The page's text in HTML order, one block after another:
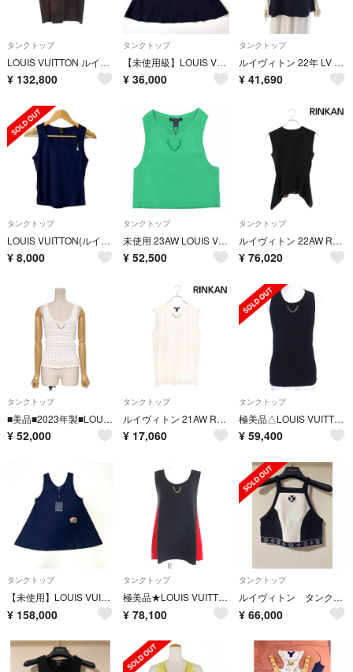
タンクトップ
LOUIS VUITTON ルイ・ヴィトン タンクトップ LVロゴ
¥ 132,800
タンクトップ
【未使用級】LOUIS VUITTON ウェーブウイングタンクトップ モノグラム
¥ 36,000
タンクトップ
ルイヴィトン 22年 LV ウェーブウィング タンクトップ トップス RW222W N70 FNKW06 ネイビー S【中古】
¥ 41,690
タンクトップ
LOUIS VUITTON(ルイヴィトン) タンクトップ サイズM レディース ネイビー リボン/チャーム
¥ 8,000
タンクトップ
未使用 23AW LOUIS VUITTON ルイヴィトン LVロゴ チェーン リブニット クロップド タンクトップ ノースリーブカットソー S グリーン レディース 古着 中古 USED
¥ 52,500
タンクトップ
ルイヴィトン 22AW RW223W NHY FJBL17 モノグラム ペプラムノースリーブトップス レディース 34
¥ 76,020
タンクトップ
■美品■2023年製■LOUIS VUITTON ルイ・ヴィトン タンクトップ サイズXS LVチェーン ニット ノースリーブ ブランド古着【中古】20260205/RA7671
¥ 52,000
タンクトップ
ルイヴィトン 21AW RW212B XUZ FLRO31 レーヨンネックチェーンノースリーブカットソー レディース XS
¥ 17,060
タンクトップ
極美品△LOUIS VUITTON ルイヴィトン 22SS LVチェーン クルーネック リブ ニット タンクトップ ブラック S イタリア製 正規品 レディース
¥ 59,400
タンクトップ
【未使用】LOUIS VUITTON ウェーブウイング タンクトップ レディース
¥ 158,000
タンクトップ
極美品★LOUIS VUITTON ルイヴィトン 2022年製 シルク混 チェーン付 モノグラム柄 サイドライン ノースリ タンクトップ M 箱付 黒 赤
¥ 78,100
タンクトップ
ルイヴィトン タンクトップ
¥ 66,000